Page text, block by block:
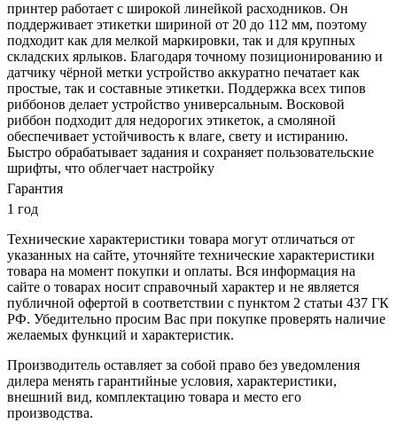
принтер работает с широкой линейкой расходников. Он
поддерживает этикетки шириной от 20 до 112 мм, поэтому
подходит как для мелкой маркировки, так и для крупных
складских ярлыков. Благодаря точному позиционированию и
датчику чёрной метки устройство аккуратно печатает как
простые, так и составные этикетки. Поддержка всех типов
риббонов делает устройство универсальным. Восковой
риббон подходит для недорогих этикеток, а смоляной
обеспечивает устойчивость к влаге, свету и истиранию.
Быстро обрабатывает задания и сохраняет пользовательские
шрифты, что облегчает настройку
Гарантия
1 год
Технические характеристики товара могут отличаться от
указанных на сайте, уточняйте технические характеристики
товара на момент покупки и оплаты. Вся информация на
сайте о товарах носит справочный характер и не является
публичной офертой в соответствии с пунктом 2 статьи 437 ГК
РФ. Убедительно просим Вас при покупке проверять наличие
желаемых функций и характеристик.
Производитель оставляет за собой право без уведомления
дилера менять гарантийные условия, характеристики,
внешний вид, комплектацию товара и место его
производства.